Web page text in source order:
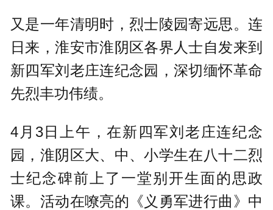
又是一年清明时，烈士陵园寄远思。连
日来，淮安市淮阴区各界人士自发来到
新四军刘老庄连纪念园，深切缅怀革命
先烈丰功伟绩。
4月3日上午，在新四军刘老庄连纪念
园，淮阴区大、中、小学生在八十二烈
士纪念碑前上了一堂别开生面的思政
课。活动在嘹亮的《义勇军进行曲》中